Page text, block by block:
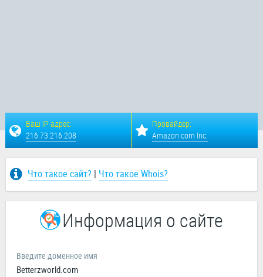
Ваш IP адрес:
216.73.216.208
Провайдер:
Amazon.com Inc.
Что такое сайт? | Что такое Whois?
Информация о сайте
Введите доменное имя